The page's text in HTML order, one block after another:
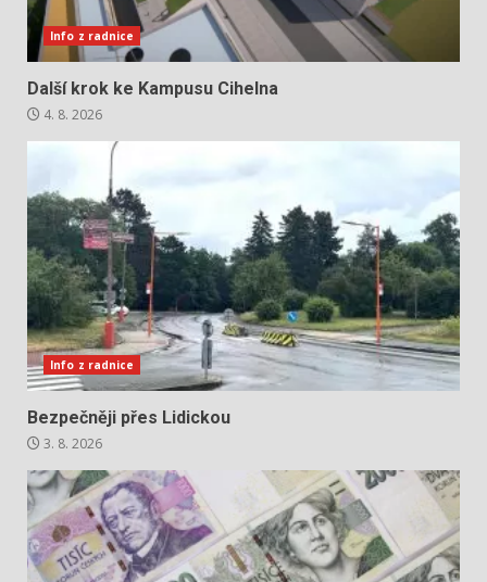
Info z radnice
Další krok ke Kampusu Cihelna
4. 8. 2026
Info z radnice
Bezpečněji přes Lidickou
3. 8. 2026